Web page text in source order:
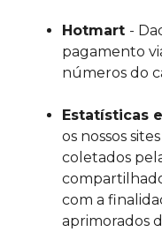
Hotmart -
pagamento
números do
Estatísticas
os nossos
coletados
com a
aprimorados